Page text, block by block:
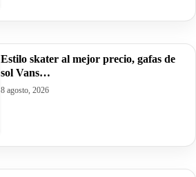
Estilo skater al mejor precio, gafas de
sol Vans…
8 agosto, 2026